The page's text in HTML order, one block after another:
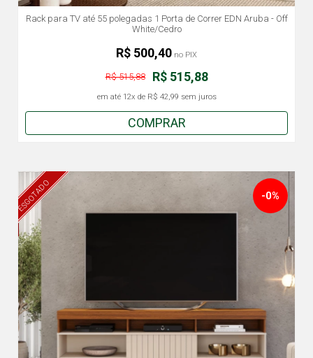
Rack para TV até 55 polegadas 1 Porta de Correr EDN Aruba - Off
White/Cedro
R$ 515,88
R$ 515,88
em até 12x de R$ 42,99 sem juros
R$ 500,40 no PIX
COMPRAR
ESGOTADO -0%